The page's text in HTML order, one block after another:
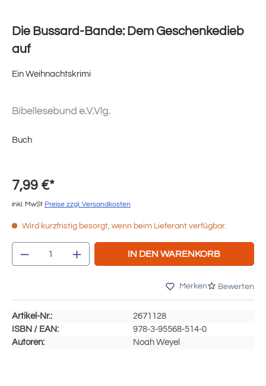
Die Bussard-Bande: Dem Geschenkedieb
auf
Ein Weihnachtskrimi
Buch
7,99 €*
inkl. MwSt Preise zzgl. Versandkosten
Wird kurzfristig besorgt, wenn beim Lieferant verfügbar.
Produkt Anzahl: Gib den gewünschten
IN DEN WARENKORB
Merken Bewerten
Artikel-Nr.:
2671128
ISBN / EAN:
978-3-95568-514-0
Autoren:
Noah Weyel